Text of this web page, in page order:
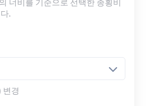
너비를 기준으로 선택한 종횡비
.
변경